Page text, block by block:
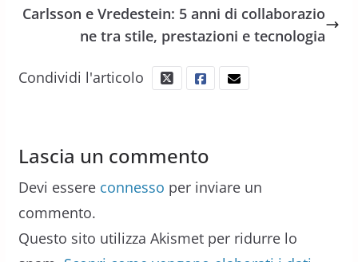
Carlsson e Vredestein: 5 anni di collaborazio
ne tra stile, prestazioni e tecnologia
Condividi l'articolo
Lascia un commento
Devi essere connesso per inviare un
commento.
Questo sito utilizza Akismet per ridurre lo